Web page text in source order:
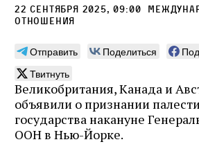
22 сентября 2025, 09:00
отношения
Отправить Поделиться
Твитнуть
Великобритания, Канада и
объявили о признании
государства накануне
ООН в Нью-Йорке.